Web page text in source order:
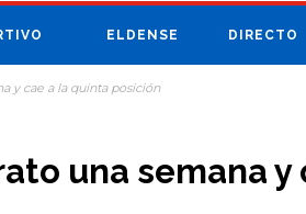
ELDENSE DIRECTO
y cae a la quinta posición
una semana y